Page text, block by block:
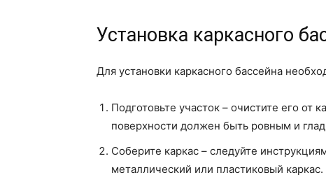
Установка каркасного
Для установки каркасного бассейна
Подготовьте участок – очистите его от
поверхности должен быть ровным и
Соберите каркас – следуйте
металлический или пластиковый каркас.